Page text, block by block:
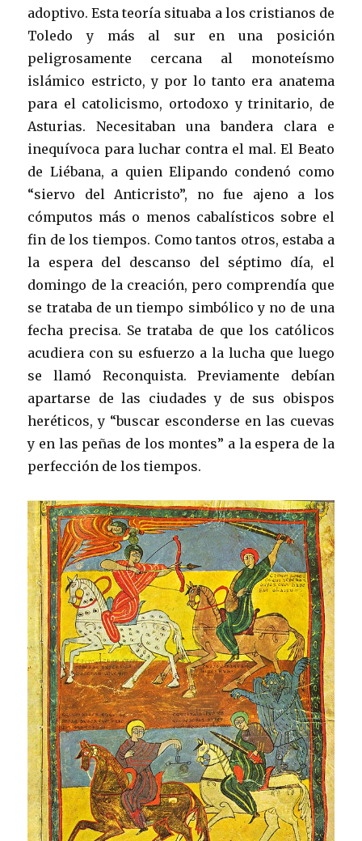
adoptivo. Esta teoría situaba a los cristianos de
Toledo y más al sur en una posición
peligrosamente cercana al monoteísmo
islámico estricto, y por lo tanto era anatema
para el catolicismo, ortodoxo y trinitario, de
Asturias. Necesitaban una bandera clara e
inequívoca para luchar contra el mal. El Beato
de Liébana, a quien Elipando condenó como
“siervo del Anticristo”, no fue ajeno a los
cómputos más o menos cabalísticos sobre el
fin de los tiempos. Como tantos otros, estaba a
la espera del descanso del séptimo día, el
domingo de la creación, pero comprendía que
se trataba de un tiempo simbólico y no de una
fecha precisa. Se trataba de que los católicos
acudiera con su esfuerzo a la lucha que luego
se llamó Reconquista. Previamente debían
apartarse de las ciudades y de sus obispos
heréticos, y “buscar esconderse en las cuevas
y en las peñas de los montes” a la espera de la
perfección de los tiempos.